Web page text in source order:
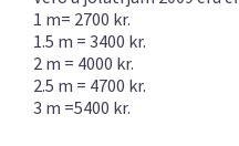
1 m= 2700 kr.
1.5 m = 3400 kr.
2 m = 4000 kr.
2.5 m = 4700 kr.
3 m =5400 kr.